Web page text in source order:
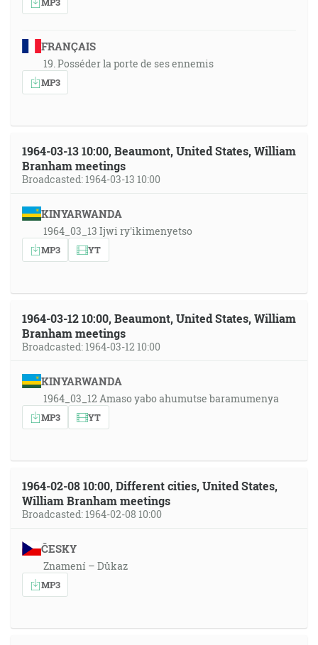
FRANÇAIS
19. Posséder la porte de ses ennemis
MP3
1964-03-13 10:00, Beaumont, United States, William
Branham meetings
Broadcasted: 1964-03-13 10:00
KINYARWANDA
1964_03_13 Ijwi ry'ikimenyetso
MP3 YT
1964-03-12 10:00, Beaumont, United States, William
Branham meetings
Broadcasted: 1964-03-12 10:00
KINYARWANDA
1964_03_12 Amaso yabo ahumutse baramumenya
MP3 YT
1964-02-08 10:00, Different cities, United States,
William Branham meetings
Broadcasted: 1964-02-08 10:00
ČESKY
Znamení – Důkaz
MP3